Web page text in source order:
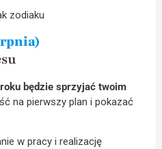
będzie sprzyjać twoim
na pierwszy plan i pokazać
w pracy i realizację